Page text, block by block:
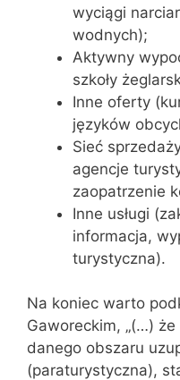
wyciągi
wodnych);
Aktywny
szkoły
Inne oferty
języków
Sieć
agencje
zaopatrzenie
Inne usługi
informacja,
turystyczna).
Na koniec warto
Gaworeckim, „(…)
danego obszaru
(paraturystyczna),